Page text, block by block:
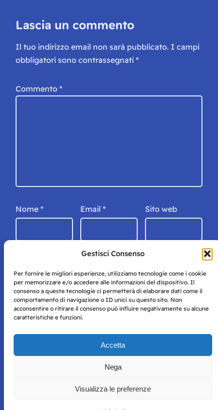
Gestisci Consenso
Per fornire le migliori esperienze, utilizziamo tecnologie come i cookie
per memorizzare e/o accedere alle informazioni del dispositivo. Il
consenso a queste tecnologie ci permetterà di elaborare dati come il
comportamento di navigazione o ID unici su questo sito. Non
acconsentire o ritirare il consenso può influire negativamente su alcune
caratteristiche e funzioni.
Accetta
Nega
Visualizza le preferenze
Lascia un commento
Il tuo indirizzo email non sarà pubblicato. I campi
obbligatori sono contrassegnati *
Commento *
Nome * Email * Sito web
Storie di Napoli è una testata registrata presso il tribunale di
per mero scopo didattico e informativo.
perseguito secondo i termini di legge. Si nega l’utilizzo delle